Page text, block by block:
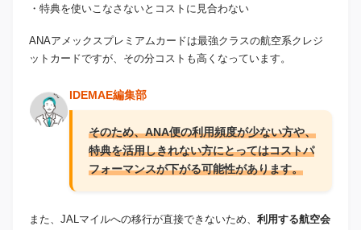
・特典を使いこなさないとコストに見合わない
ANAアメックスプレミアムカードは最強クラスの航空系クレジ
ットカードですが、その分コストも高くなっています。
IDEMAE編集部
そのため、ANA便の利用頻度が少ない方や、
特典を活用しきれない方にとってはコストパ
フォーマンスが下がる可能性があります。
また、JALマイルへの移行が直接できないため、 利用する航空会